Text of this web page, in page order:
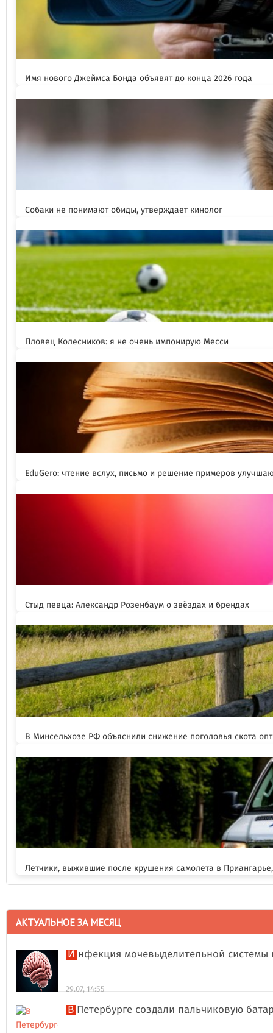
Имя нового Джеймса Бонда объявят до конца 2026 года
Собаки не понимают обиды, утверждает кинолог
Пловец Колесников: я не очень импонирую Месси
EduGero: чтение вслух, письмо и решение примеров
Стыд певца: Александр Розенбаум о звёздах и брендах
В Минсельхозе РФ объяснили снижение поголовья скота
Летчики, выжившие после крушения самолета в
АКТУАЛЬНОЕ ЗА МЕСЯЦ
Инфекция мочевыделительной
29.07, 14:55
В Петербурге создали пальчиковую